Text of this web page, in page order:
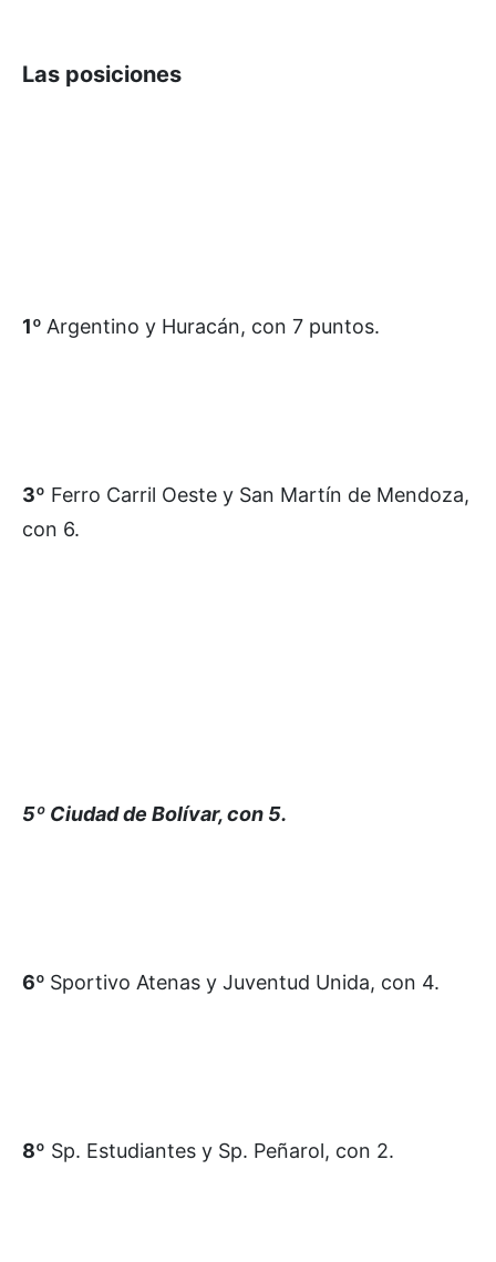
Las posiciones
1º Argentino y Huracán, con 7 puntos.
3º Ferro Carril Oeste y San Martín de Mendoza,
con 6.
5º Ciudad de Bolívar, con 5.
6º Sportivo Atenas y Juventud Unida, con 4.
8º Sp. Estudiantes y Sp. Peñarol, con 2.